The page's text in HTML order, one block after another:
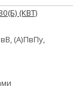
(КВТ)
(А)ПвПу,